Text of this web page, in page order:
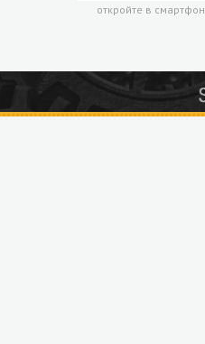
откройте в